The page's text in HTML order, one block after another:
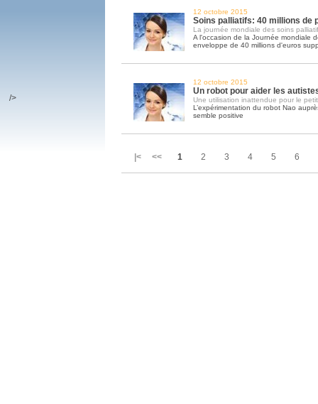
12 octobre 2015
Soins palliatifs: 40 millions de
La journée mondiale des soins
A l'occasion de la Journée mondiale
enveloppe de 40 millions d'euros
12 octobre 2015
Un robot pour aider les
Une utilisation inattendue pour le
L’expérimentation du robot Nao
semble positive
|< << 1 2 3 4 5 6
/>